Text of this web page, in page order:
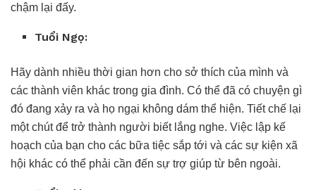
chậm lại đấy.
Tuổi Ngọ:
Hãy dành nhiều thời gian hơn cho sở thích của mình và
các thành viên khác trong gia đình. Có thể đã có chuyện gì
đó đang xảy ra và họ ngại không dám thể hiện. Tiết chế lại
một chút để trở thành người biết lắng nghe. Việc lập kế
hoạch của bạn cho các bữa tiệc sắp tới và các sự kiện xã
hội khác có thể phải cần đến sự trợ giúp từ bên ngoài.